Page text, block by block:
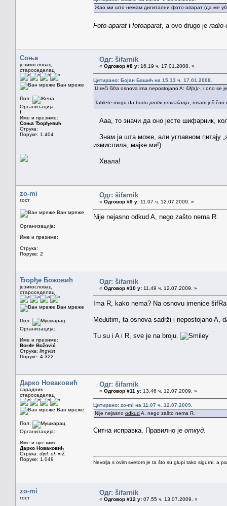
Жао ми што немам дигитални фото-апарат (да ме
Foto-aparat i fotoaparat , a ovo drugo je
Соња
језикословац
староседелац
Ван мреже
Пол:
Организација:
/
Име и презиме:
Соња Ђорђевић
Струка:
Поруке: 1.404
Одг: šifarnik
« Одговор #8 у: 16.19 ч. 17.01.2008. »
Цитирано: Бојан Башић на 15.13 ч. 17.01.2008.
U reči šifra osnova ima nepostojano A: šif(a)r- , i ono se
Tablete mogu da budu protiv povraćanja , nisam još
Ааа, то значи да оно јесте шифарник,
Знам ја шта може, али углавном питају
измислила, мајке ми!)
Хвала!
zo-mi
гост
Ван мреже
Организација:
Име и презиме:
Струка:
Поруке: 2
Одг: šifarnik
« Одговор #9 у: 11.07 ч. 12.07.2009. »
Nije nejasno odkud A, nego zašto nema R.
Ђорђе Божовић
језикословац
староседелац
Ван мреже
Пол:
Организација:
Име и презиме:
Đorđe Božović
Струка: lingvist
Поруке: 4.322
Одг: šifarnik
« Одговор #10 у: 11.49 ч. 12.07.2009. »
Ima R, kako nema? Na osnovu imenice
Međutim, ta osnova sadrži i nepostojano A,
Tu su i A i R, sve je na broju.
Дарко Новаковић
сарадник
староседелац
Ван мреже
Пол:
Организација:
Име и презиме:
Дарко Новаковић
Струка: dipl. el. inž.
Поруке: 1.049
Одг: šifarnik
« Одговор #11 у: 13.46 ч. 12.07.2009. »
Цитирано: zo-mi на 11.07 ч. 12.07.2009.
Nije nejasno odkud A, nego zašto nema R.
Ситна исправка. Правилно је откуд
Nevolja s ovim svetom je ta što su glupi tako sigurni, a
zo-mi
гост
Одг: šifarnik
« Одговор #12 у: 07.55 ч. 13.07.2009. »